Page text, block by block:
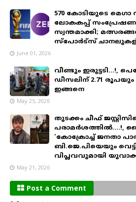
570 കോടിയുടെ
ലോകകപ്പ്
സ്വന്തമാക്കി;
സ്പോർട്സ്
June 01, 2026
വീണ്ടും ഇരുട്ടടി...!,
ഡീസലിന് 2.71 രൂപയും
ഇങ്ങനെ
May 25, 2026
തുടക്കം ചീഫ്
പരാമർശത്തിൽ....!,
'കോക്രോച്ച് ജനതാ
ബി.ജെ.പിയെയും
വിപ്ലവവുമായി
May 21, 2026
Post a Comment